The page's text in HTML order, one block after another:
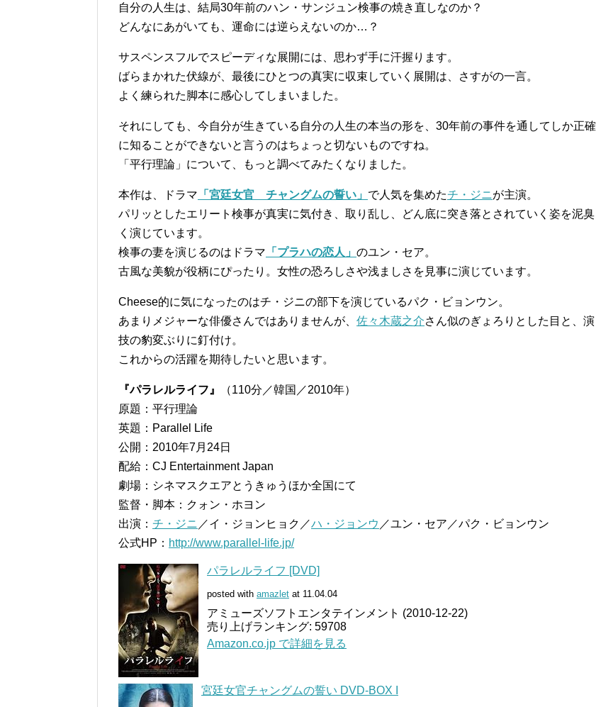
自分の人生は、結局30年前のハン・サンジュン検事の焼き直しなのか？
どんなにあがいても、運命には逆らえないのか…？
サスペンスフルでスピーディな展開には、思わず手に汗握ります。
ばらまかれた伏線が、最後にひとつの真実に収束していく展開は、さすがの一言。
よく練られた脚本に感心してしまいました。
それにしても、今自分が生きている自分の人生の本当の形を、30年前の事件を通してしか正確
に知ることができないと言うのはちょっと切ないものですね。
「平行理論」について、もっと調べてみたくなりました。
本作は、ドラマ 「宮廷女官 チャングムの誓い」 で人気を集めたチ・ジニが主演。
パリッとしたエリート検事が真実に気付き、取り乱し、どん底に突き落とされていく姿を泥臭
く演じています。
検事の妻を演じるのはドラマ 「プラハの恋人」 のユン・セア。
古風な美貌が役柄にぴったり。女性の恐ろしさや浅ましさを見事に演じています。
Cheese的に気になったのはチ・ジニの部下を演じているパク・ビョンウン。
あまりメジャーな俳優さんではありませんが、 佐々木蔵之介さん似のぎょろりとした目と、演
技の豹変ぶりに釘付け。
これからの活躍を期待したいと思います。
『パラレルライフ』
（110分／韓国／2010年）
原題：平行理論
英題：Parallel Life
公開：2010年7月24日
配給：CJ Entertainment Japan
劇場：シネマスクエアとうきゅうほか全国にて
監督・脚本：クォン・ホヨン
出演： チ・ジニ ／イ・ジョンヒョク／ハ・ジョンウ ／ユン・セア／パク・ビョンウン
公式HP： http://www.parallel-life.jp/
パラレルライフ [DVD]
posted with amazlet at 11.04.04
アミューズソフトエンタテインメント (2010-12-22)
売り上げランキング: 59708
Amazon.co.jp で詳細を見る
宮廷女官チャングムの誓い DVD-BOX I